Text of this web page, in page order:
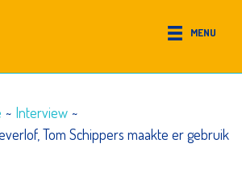
MENU
~ Interview ~
Tom Schippers maakte er gebruik